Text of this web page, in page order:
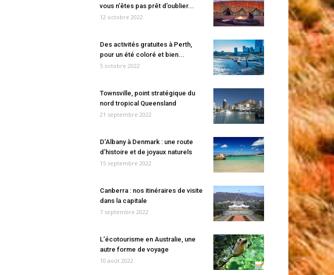
vous n’êtes pas prêt d’oublier...
12 octobre 2022
Des activités gratuites à Perth,
pour un été coloré et bien...
5 octobre 2022
Townsville, point stratégique du
nord tropical Queensland
21 septembre 2022
D’Albany à Denmark : une route
d’histoire et de joyaux naturels
15 septembre 2022
Canberra : nos itinéraires de visite
dans la capitale
7 septembre 2022
L’écotourisme en Australie, une
autre forme de voyage
10 août 2022